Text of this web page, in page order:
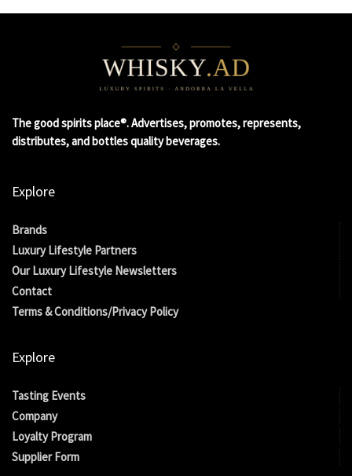
The good spirits place®. Advertises, promotes, represents,
distributes, and bottles quality beverages.
Explore
Brands
Luxury Lifestyle Partners
Our Luxury Lifestyle Newsletters
Contact
Terms & Conditions/Privacy Policy
Explore
Tasting Events
Company
Loyalty Program
Supplier Form